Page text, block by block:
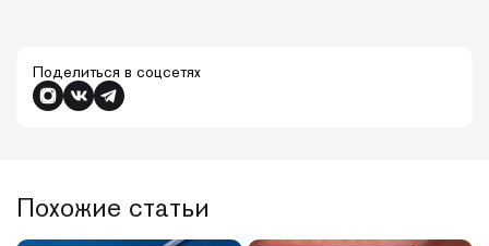
Поделиться в соцсетях
Похожие статьи